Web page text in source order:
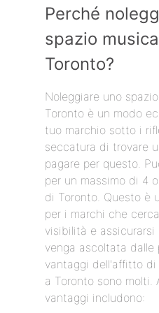
Perché
spazio
Toronto?
Noleggiare uno
Toronto è un modo
tuo marchio sotto i
seccatura di trovare
pagare per questo.
per un massimo di 4
di Toronto. Questo è
per i marchi che
visibilità e assicurarsi
venga ascoltata dalle
vantaggi dell'affitto di
a Toronto sono molti.
vantaggi includono: